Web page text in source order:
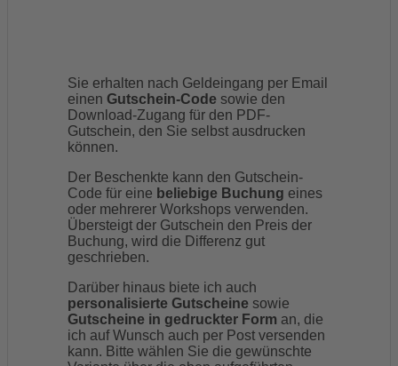
Sie erhalten nach Geldeingang per Email
einen Gutschein-Code sowie den
Download-Zugang für den PDF-
Gutschein, den Sie selbst ausdrucken
können.
Der Beschenkte kann den Gutschein-
Code für eine beliebige Buchung eines
oder mehrerer Workshops verwenden.
Übersteigt der Gutschein den Preis der
Buchung, wird die Differenz gut
geschrieben.
Darüber hinaus biete ich auch
personalisierte Gutscheine sowie
Gutscheine in gedruckter Form an, die
ich auf Wunsch auch per Post versenden
kann. Bitte wählen Sie die gewünschte